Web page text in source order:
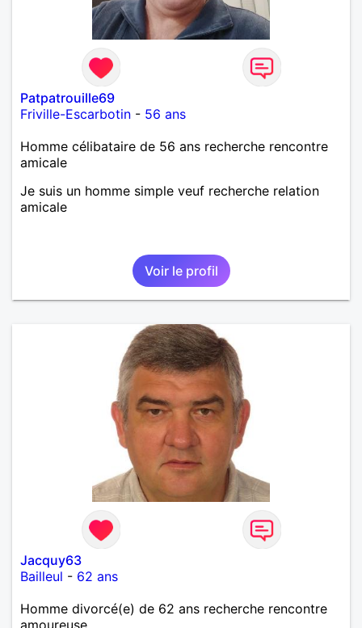
Patpatrouille69
Friville-Escarbotin - 56 ans
Homme célibataire de 56 ans recherche rencontre
amicale
Je suis un homme simple veuf recherche relation
amicale
Voir le profil
Jacquy63
Bailleul - 62 ans
Homme divorcé(e) de 62 ans recherche rencontre
amoureuse